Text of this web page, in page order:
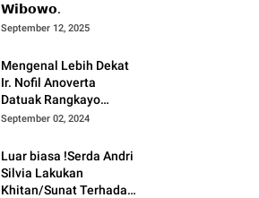
𝗪𝗶𝗯𝗼𝘄𝗼.
September 12, 2025
Mengenal Lebih Dekat
Ir. Nofil Anoverta
Datuak Rangkayo
Batuah Cawako
September 02, 2024
Luar biasa !Serda Andri
Silvia Lakukan
Khitan/Sunat Terhadap